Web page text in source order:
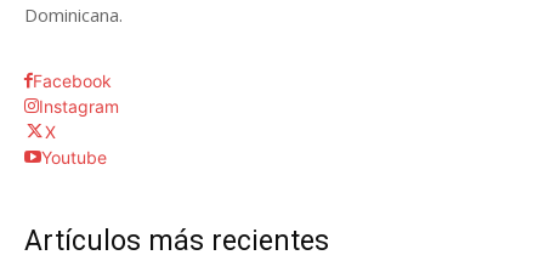
Dominicana.
Facebook
Instagram
X
Youtube
Artículos más recientes